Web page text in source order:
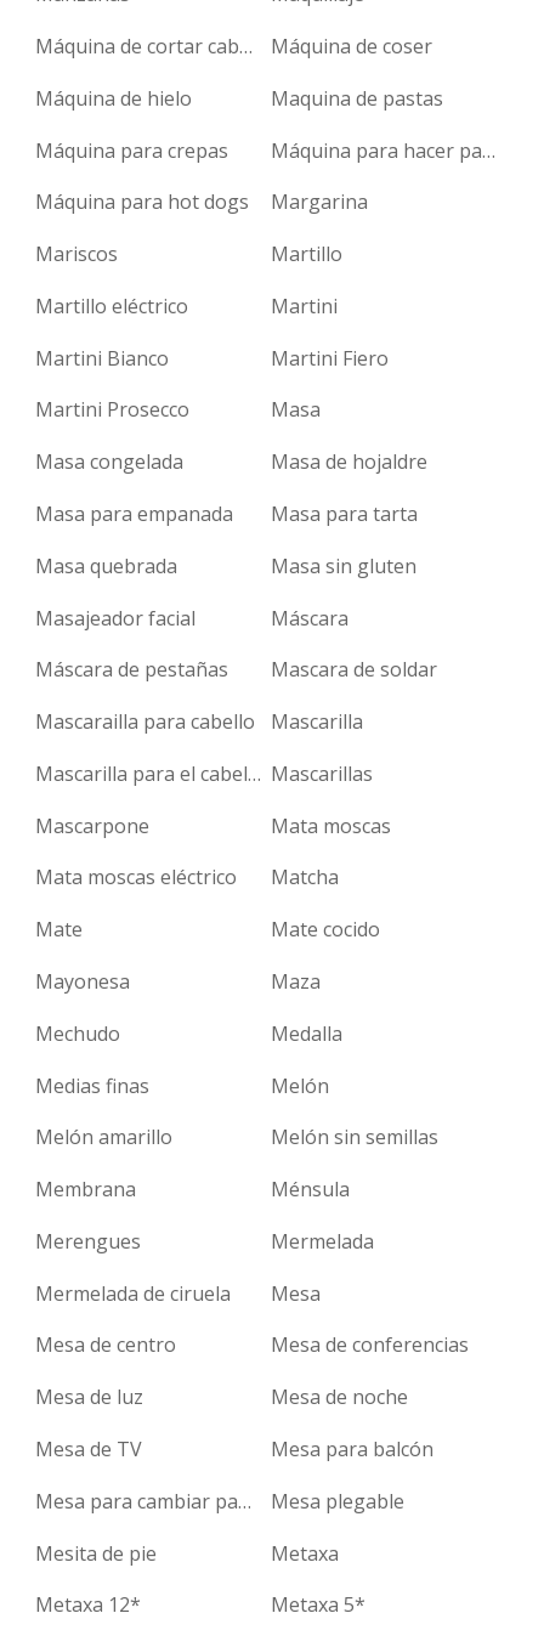
Máquina de cortar cabello
Máquina de coser
Máquina de hielo
Maquina de pastas
Máquina para crepas
Máquina para hacer pasta
Máquina para hot dogs
Margarina
Mariscos
Martillo
Martillo eléctrico
Martini
Martini Bianco
Martini Fiero
Martini Prosecco
Masa
Masa congelada
Masa de hojaldre
Masa para empanada
Masa para tarta
Masa quebrada
Masa sin gluten
Masajeador facial
Máscara
Máscara de pestañas
Mascara de soldar
Mascarailla para cabello
Mascarilla
Mascarilla para el cabello Mascarillas
Mascarpone
Mata moscas
Mata moscas eléctrico
Matcha
Mate
Mate cocido
Mayonesa
Maza
Mechudo
Medalla
Medias finas
Melón
Melón amarillo
Melón sin semillas
Membrana
Ménsula
Merengues
Mermelada
Mermelada de ciruela
Mesa
Mesa de centro
Mesa de conferencias
Mesa de luz
Mesa de noche
Mesa de TV
Mesa para balcón
Mesa para cambiar pañales
Mesa plegable
Mesita de pie
Metaxa
Metaxa 12*
Metaxa 5*